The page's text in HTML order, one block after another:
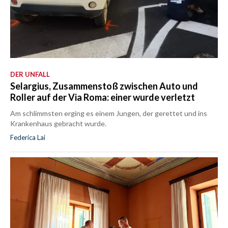
DER UNFALL
Selargius, Zusammenstoß zwischen Auto und
Roller auf der Via Roma: einer wurde verletzt
Am schlimmsten erging es einem Jungen, der gerettet und ins
Krankenhaus gebracht wurde.
Federica Lai